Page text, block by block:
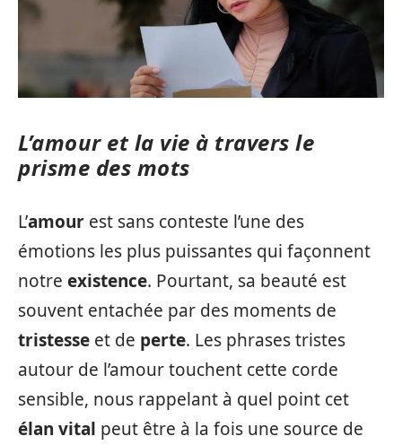
L’amour et la vie à travers le
prisme des mots
L’amour est sans conteste l’une des
émotions les plus puissantes qui façonnent
notre existence. Pourtant, sa beauté est
souvent entachée par des moments de
tristesse et de perte. Les phrases tristes
autour de l’amour touchent cette corde
sensible, nous rappelant à quel point cet
élan vital peut être à la fois une source de